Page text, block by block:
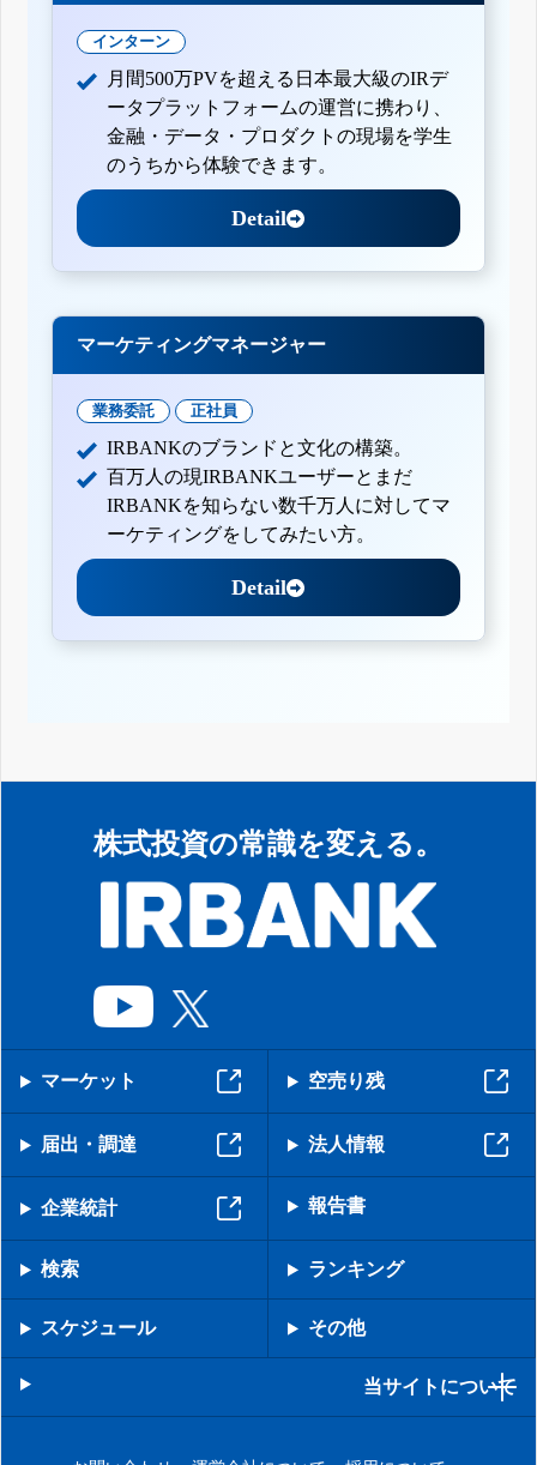
インターン
月間500万PVを超える日本最大級のIRデ
ータプラットフォームの運営に携わり、
金融・データ・プロダクトの現場を学生
のうちから体験できます。
Detail
マーケティングマネージャー
業務委託 正社員
IRBANKのブランドと文化の構築。
百万人の現IRBANKユーザーとまだ
IRBANKを知らない数千万人に対してマ
ーケティングをしてみたい方。
Detail
株式投資の常識を変える。
マーケット 空売り残
届出・調達 法人情報
企業統計 報告書
検索 ランキング
スケジュール その他
当サイトについて